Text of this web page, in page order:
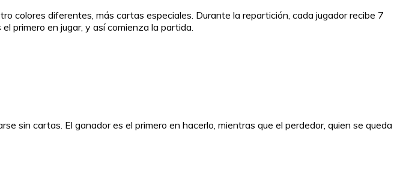
colores diferentes, más cartas especiales. Durante la repartición, cada jugador recibe 7
primero en jugar, y así comienza la partida.
sin cartas. El ganador es el primero en hacerlo, mientras que el perdedor, quien se queda